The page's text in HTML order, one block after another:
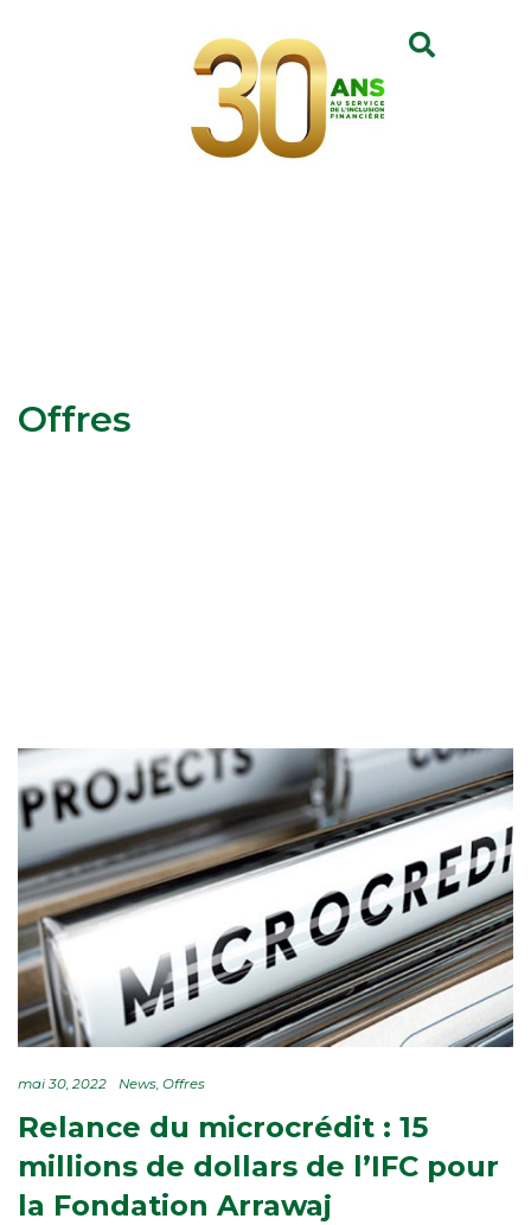
Offres
mai 30, 2022 News Offres
Relance du microcrédit : 15
millions de dollars de l’IFC pour
la Fondation Arrawaj